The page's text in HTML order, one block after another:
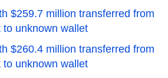
$259.7 million transferred from
to unknown wallet
$260.4 million transferred from
to unknown wallet